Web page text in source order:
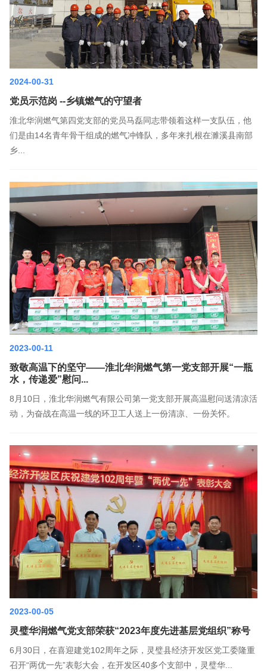
2024-00-31
党员示范岗 --乡镇燃气的守望者
淮北华润燃气第四党支部的党员马磊同志带领着这样一支队伍，他
们是由14名青年骨干组成的燃气冲锋队，多年来扎根在濉溪县南部
乡...
2023-00-11
致敬高温下的坚守——淮北华润燃气第一党支部开展“一瓶
水，传递爱”慰问...
8月10日，淮北华润燃气有限公司第一党支部开展高温慰问送清凉活
动，为奋战在高温一线的环卫工人送上一份清凉、一份关怀。
2023-00-05
灵璧华润燃气党支部荣获“2023年度先进基层党组织”称号
6月30日，在喜迎建党102周年之际，灵璧县经济开发区党工委隆重
召开“两优一先”表彰大会，在开发区40多个支部中，灵璧华...